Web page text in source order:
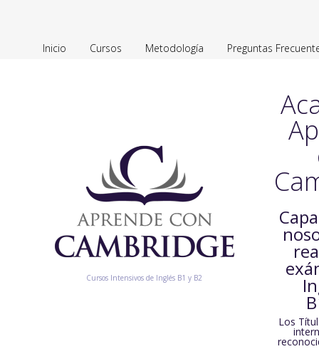
Inicio Cursos Metodología Preguntas
Cursos Intensivos de Inglés B1 y B2
Los